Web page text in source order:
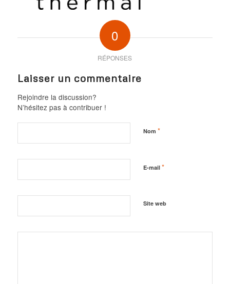
0
RÉPONSES
Laisser un commentaire
Rejoindre la discussion?
N’hésitez pas à contribuer !
Nom *
E-mail *
Site web